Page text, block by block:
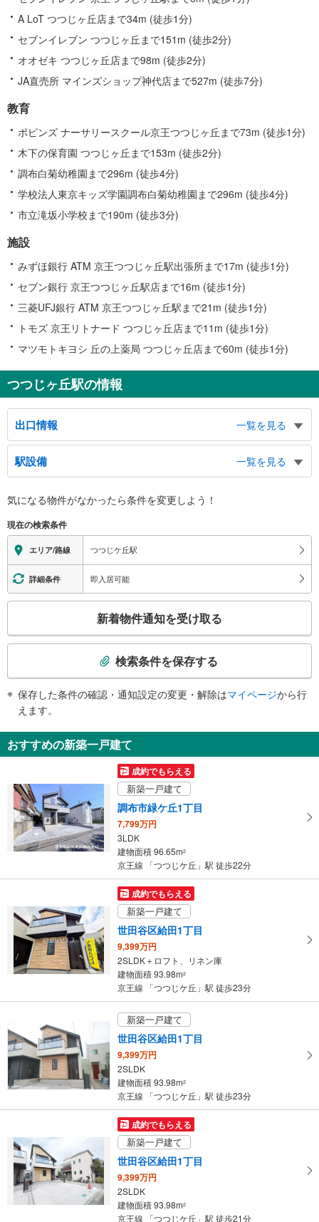
A LoT つつじヶ丘店まで34m (徒歩1分)
セブンイレブン つつじヶ丘まで151m (徒歩2分)
オオゼキ つつじヶ丘店まで98m (徒歩2分)
JA直売所 マインズショップ神代店まで527m (徒歩7分)
教育
ポピンズ ナーサリースクール京王つつじヶ丘まで73m (徒歩1分)
木下の保育園 つつじヶ丘まで153m (徒歩2分)
調布白菊幼稚園まで296m (徒歩4分)
学校法人東京キッズ学園調布白菊幼稚園まで296m (徒歩4分)
市立滝坂小学校まで190m (徒歩3分)
施設
みずほ銀行 ATM 京王つつじヶ丘駅出張所まで17m (徒歩1分)
セブン銀行 京王つつじヶ丘駅店まで16m (徒歩1分)
三菱UFJ銀行 ATM 京王つつじヶ丘駅まで21m (徒歩1分)
トモズ 京王リトナード つつじヶ丘店まで11m (徒歩1分)
マツモトキヨシ 丘の上薬局 つつじヶ丘店まで60m (徒歩1分)
つつじヶ丘駅の情報
出口情報
一覧を見る
北口
東つつじヶ丘１丁目、西つつじヶ丘１～３丁目方面、甲州街道、タクシーのり
ば、バスのりば
南口
駅設備
一覧を見る
※段差なしでの移動経路
地上⇔改札⇔ホーム：○
エレベータ
・各ホーム⇔改札
・北口
・南口
エスカレータ
・南口
トイレ
・改札内
その他
・点字案内（券売機・運賃表・階段手すり）
気になる物件がなかったら条件を変更しよう！
現在の検索条件
エリア/路線 つつじケ丘駅
詳細条件 即入居可能
検
知
を
け
取
る
・
条
イ
ペ
ー
ジ
に
存
る
新着物件通知を受け取る
検索条件を保存する
保存した条件の確認・通知設定の変更・解除はマイページから行
えます。
おすすめの新築一戸建て
成約でもらえる
新築一戸建て
調布市緑ケ丘1丁目
7,799万円
3LDK
建物面積 96.65m2
京王線 「つつじケ丘」駅 徒歩22分
成約でもらえる
新築一戸建て
世田谷区給田1丁目
9,399万円
2SLDK＋ロフト、リネン庫
建物面積 93.98m2
京王線 「つつじケ丘」駅 徒歩23分
新築一戸建て
世田谷区給田1丁目
9,399万円
2SLDK
建物面積 93.98m2
京王線 「つつじケ丘」駅 徒歩23分
成約でもらえる
新築一戸建て
世田谷区給田1丁目
9,399万円
2SLDK
建物面積 93.98m2
京王線 「つつじケ丘」駅 徒歩21分